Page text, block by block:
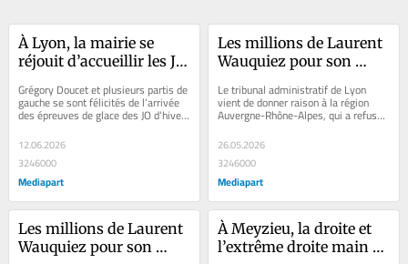
À Lyon, la mairie se
réjouit d’accueillir les JO
écologistes
Grégory Doucet et plusieurs partis de
gauche se sont félicités de l’arrivée
des épreuves de glace des JO d’hiver
2030 à Lyon. Si la ville...
12.06.2026
3246000
Mediapart
Les millions de Laurent
Wauquiez pour son
finissent au tribunal
Le tribunal administratif de Lyon
vient de donner raison à la région
Auvergne-Rhône-Alpes, qui a refusé
de payer le reste d’une subvention...
26.05.2026
3246000
Mediapart
Les millions de Laurent
Wauquiez pour son
À Meyzieu, la droite et
l’extrême droite main